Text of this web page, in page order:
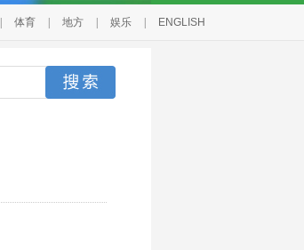
体育 地方 娱乐 ENGLISH